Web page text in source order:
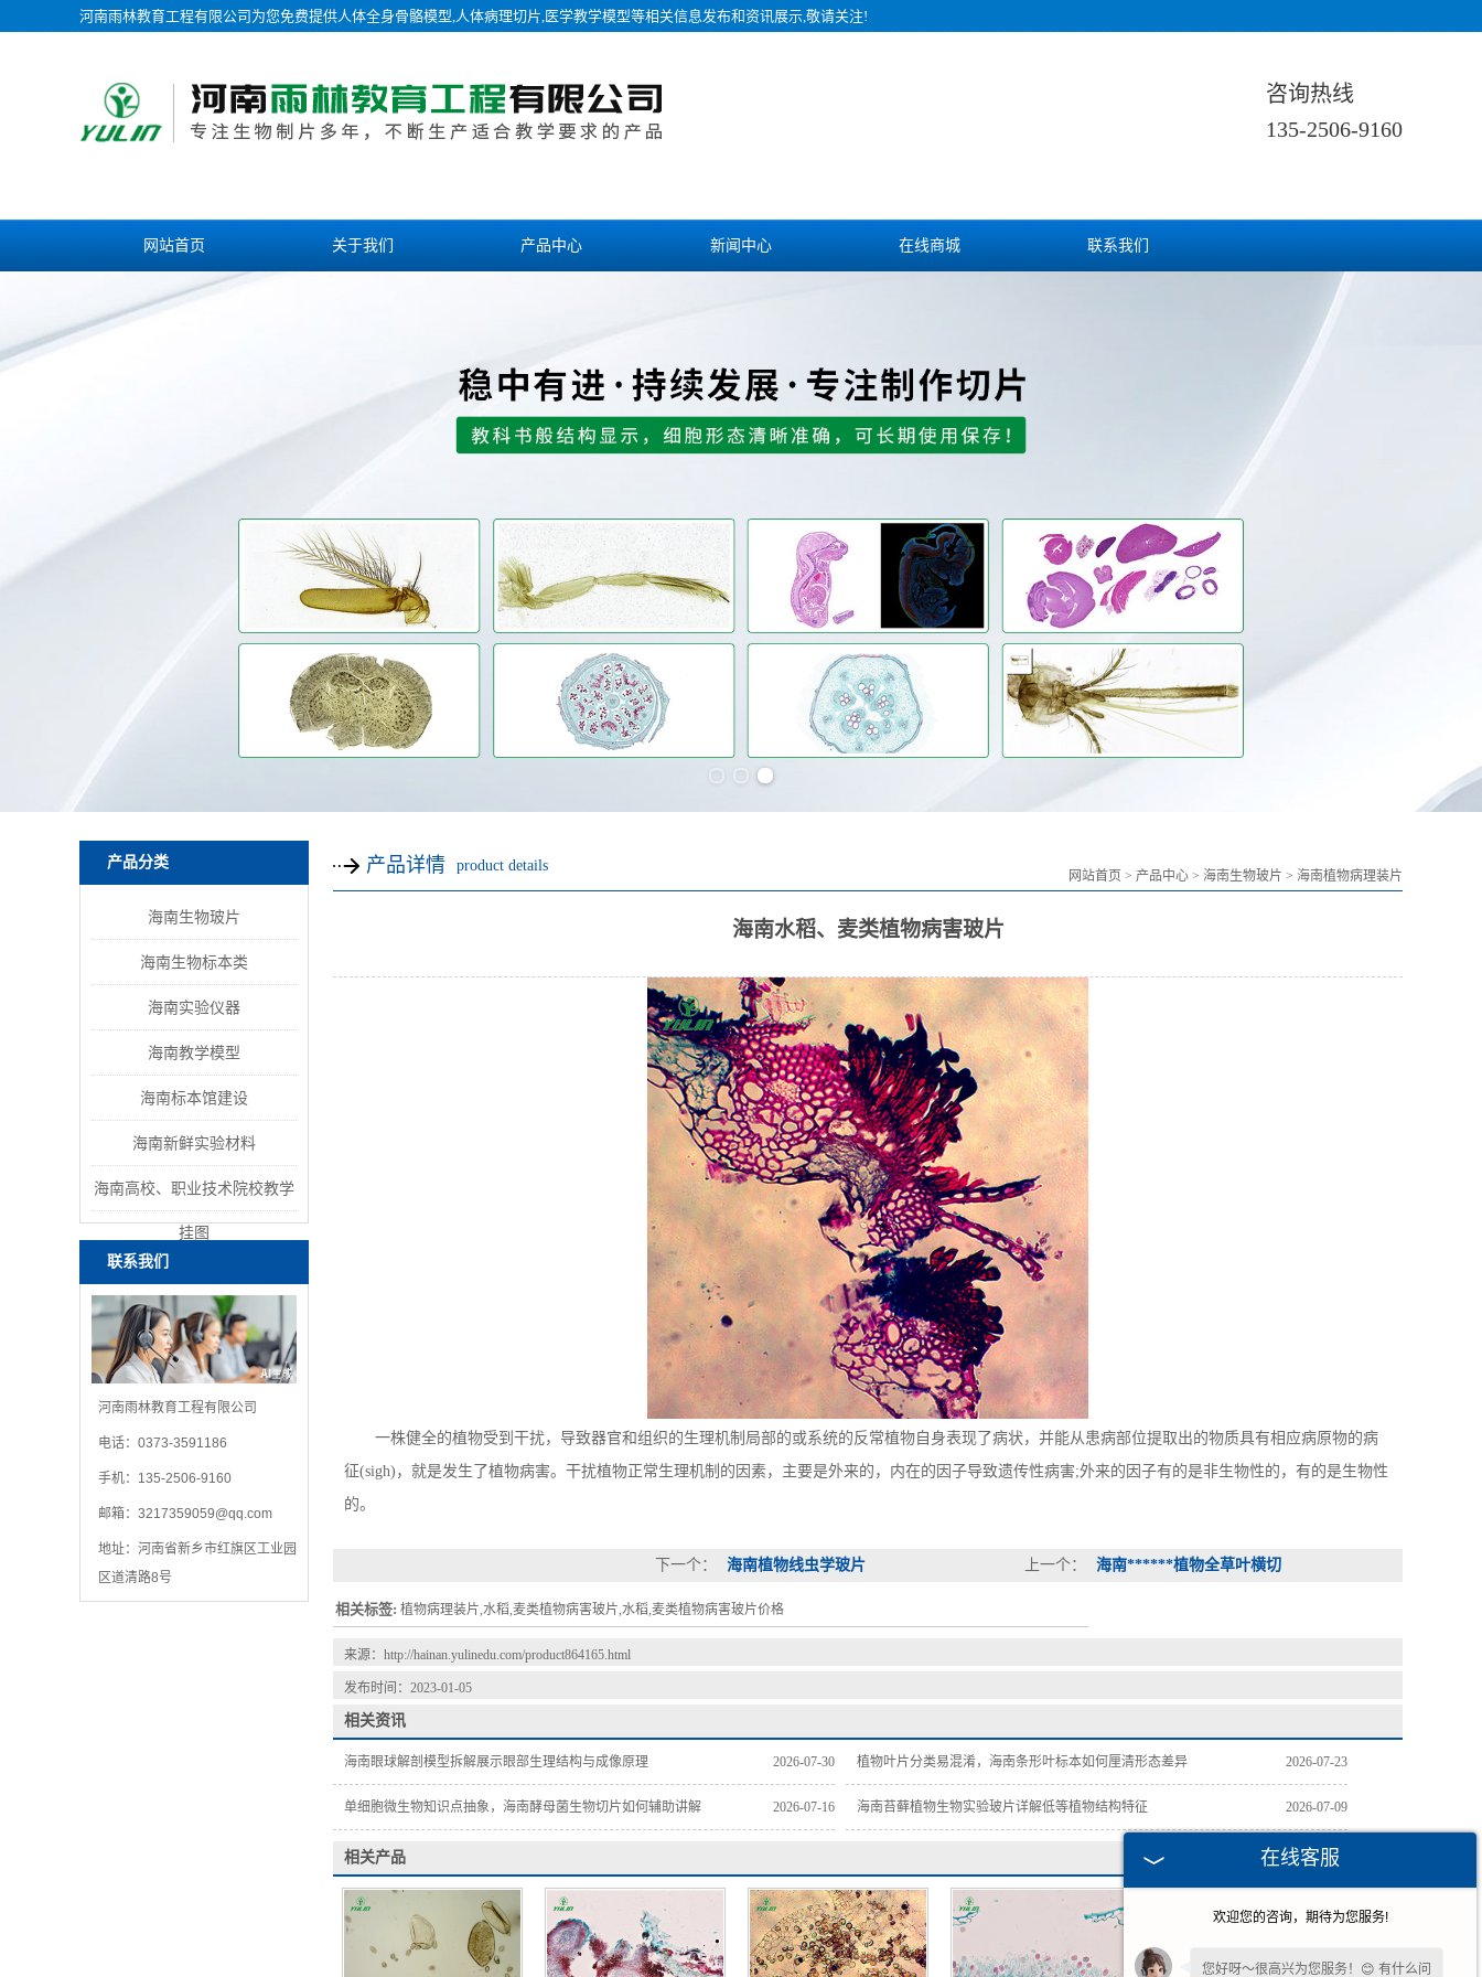
河南雨林教育工程有限公司为您免费提供人体全身骨骼模型,人体病理切片,医学教学模型等相关信息发布和资讯展示,敬请关注!
咨询热线
135-2506-9160
网站首页 关于我们 产品中心 新闻中心 在线商城 联系我们
产品分类
海南生物玻片
海南生物标本类
海南实验仪器
海南教学模型
海南标本馆建设
海南新鲜实验材料
海南高校、职业技术院校教学
挂图
联系我们
河南雨林教育工程有限公司
电话：0373-3591186
手机：135-2506-9160
邮箱： 3217359059@qq.com
地址：河南省新乡市红旗区工业园
区道清路8号
产品详情 product details
网站首页 > 产品中心 > 海南生物玻片 > 海南植物病理装片
海南水稻、麦类植物病害玻片
一株健全的植物受到干扰，导致器官和组织的生理机制局部的或系统的反常植物自身表现了病状，并能从患病部位提取出的物质具有相应病原物的病
征(sigh)，就是发生了植物病害。干扰植物正常生理机制的因素，主要是外来的，内在的因子导致遗传性病害;外来的因子有的是非生物性的，有的是生物性
的。
上一个： 海南******植物全草叶横切
下一个： 海南植物线虫学玻片
相关标签: 植物病理装片,水稻,麦类植物病害玻片,水稻,麦类植物病害玻片价格
来源： http://hainan.yulinedu.com/product864165.html
发布时间：2023-01-05
相关资讯
2026-07-30
海南眼球解剖模型拆解展示眼部生理结构与成像原理 2026-07-23
植物叶片分类易混淆，海南条形叶标本如何厘清形态差异
2026-07-16
单细胞微生物知识点抽象，海南酵母菌生物切片如何辅助讲解 2026-07-09
海南苔藓植物生物实验玻片详解低等植物结构特征
相关产品 在线客服
欢迎您的咨询，期待为您服务!
您好呀～很高兴为您服务！😊 有什么问